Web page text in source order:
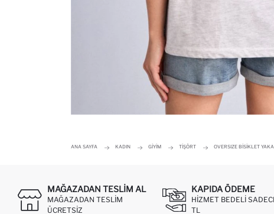
ANA SAYFA KADIN GIYIM TIŞÖRT OVERSIZE BISIKLET
MAĞAZADAN TESLIM AL
MAĞAZADAN TESLIM
ÜCRETSIZ
KAPIDA ÖDEME
HIZMET BEDELI
TL